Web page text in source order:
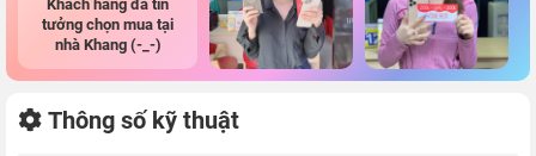
Khách hàng đã tin
tưởng chọn mua tại
nhà Khang (-_-)
Thông số kỹ thuật